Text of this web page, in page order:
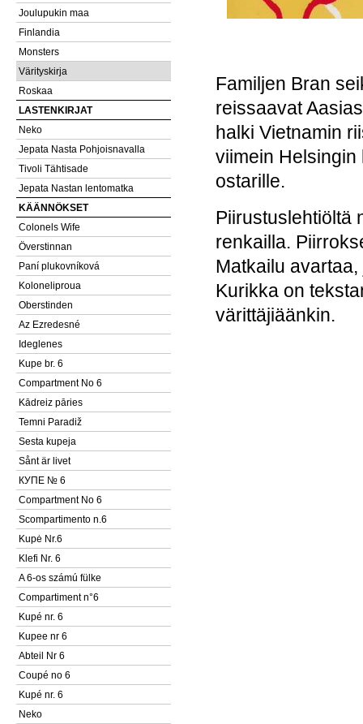
Joulupukin maa
Finlandia
Monsters
Värityskirja
Roskaa
LASTENKIRJAT
Neko
Jepata Nasta Pohjoisnavalla
Tivoli Tähtisade
Jepata Nastan lentomatka
KÄÄNNÖKSET
Colonels Wife
Överstinnan
Paní plukovníková
Koloneliproua
Oberstinden
Az Ezredesné
Ideglenes
Kupe br. 6
Compartment No 6
Kādreiz pāries
Temni Paradiž
Sesta kupeja
Sånt är livet
КУПЕ № 6
Compartment No 6
Scompartimento n.6
Kupė Nr.6
Klefi Nr. 6
A 6-os számú fülke
Compartiment n°6
Kupé nr. 6
Kupee nr 6
Abteil Nr 6
Coupé no 6
Kupé nr. 6
Neko
Familjen Bran
reissaavat
halki Vietnamin
viimein
ostarille.
Piirustuslehtiöltä
renkailla.
Matkailu
Kurikka on
värittäjiäänkin.